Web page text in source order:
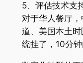
5、评估技术支
对于华人餐厅
道、美国本土
统挂了，10分